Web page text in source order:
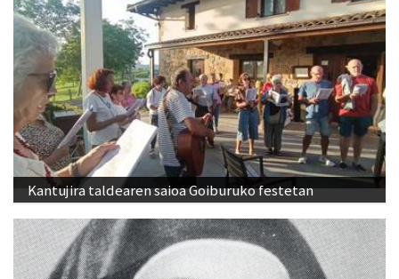
Kantujira taldearen saioa Goiburuko festetan